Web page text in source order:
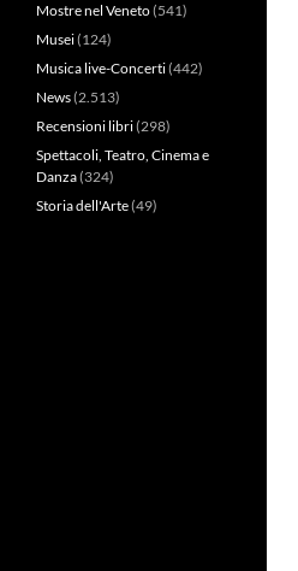
Mostre nel Veneto(541)
Musei(124)
Musica live-Concerti(442)
News(2.513)
Recensioni libri(298)
Spettacoli, Teatro, Cinema e
Danza(324)
Storia dell'Arte(49)